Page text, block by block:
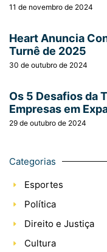
11 de novembro de 2024
Heart Anuncia
Turnê de 2025
30 de outubro de 2024
Os 5 Desafios da
Empresas em
29 de outubro de 2024
Categorias
Esportes
Política
Direito e Justiça
Cultura